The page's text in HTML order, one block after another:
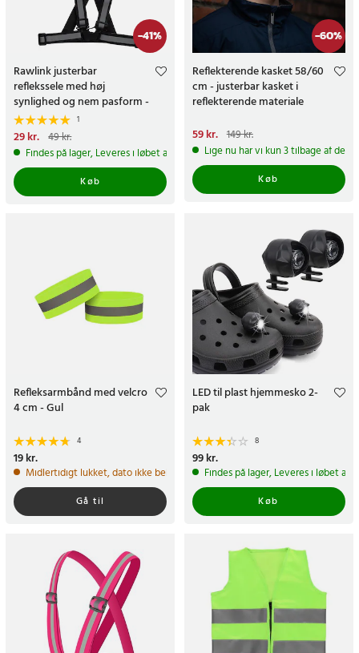
-41%
Rawlink justerbar
reflekssele med høj
synlighed og nem pasform -
Sort
1
Nuværende pris
pris:49 kr.
29 kr. 49 kr.
Findes på lager, Leveres i løbet af 1-2 hverdage
Køb
-60%
Reflekterende kasket 58/60
cm - justerbar kasket i
reflekterende materiale
Nuværende pris
pris:149 kr.
59 kr. 149 kr.
Lige nu har vi kun 3 tilbage af
Køb
Refleksarmbånd med velcro
4 cm - Gul
4
Pris:
19 kr.
Midlertidigt lukket, dato ikke bekræftet
Gå til
LED til plast hjemmesko 2-
pak
8
Pris:99 kr.
99 kr.
Findes på lager, Leveres i løbet af
Køb